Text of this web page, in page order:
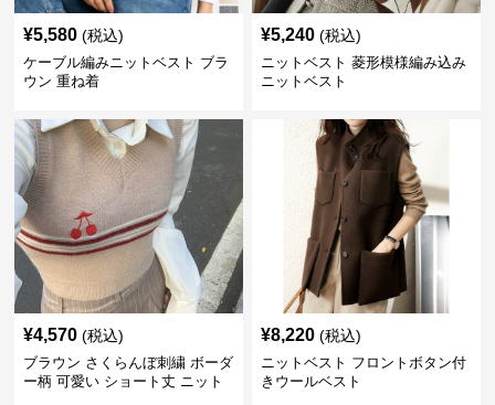
¥5,580 (税込)
ケーブル編みニットベスト ブラ
ウン 重ね着
¥5,240 (税込)
ニットベスト 菱形模様編み込み
ニットベスト
¥4,570 (税込)
ブラウン さくらんぼ刺繍 ボーダ
ー柄 可愛い ショート丈 ニット
¥8,220 (税込)
ニットベスト フロントボタン付
きウールベスト